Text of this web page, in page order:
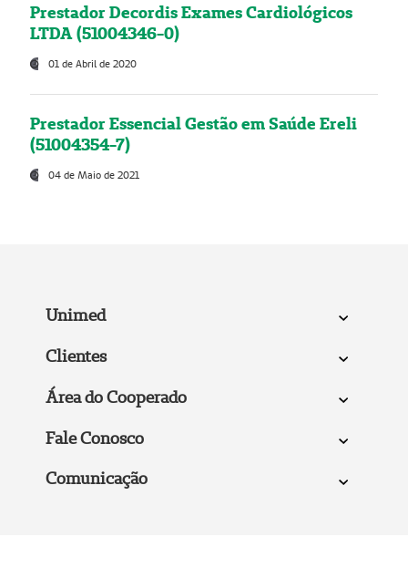
Prestador Decordis Exames Cardiológicos
LTDA (51004346-0)
01 de Abril de 2020
Prestador Essencial Gestão em Saúde Ereli
(51004354-7)
04 de Maio de 2021
Unimed
Clientes
Área do Cooperado
Fale Conosco
Comunicação